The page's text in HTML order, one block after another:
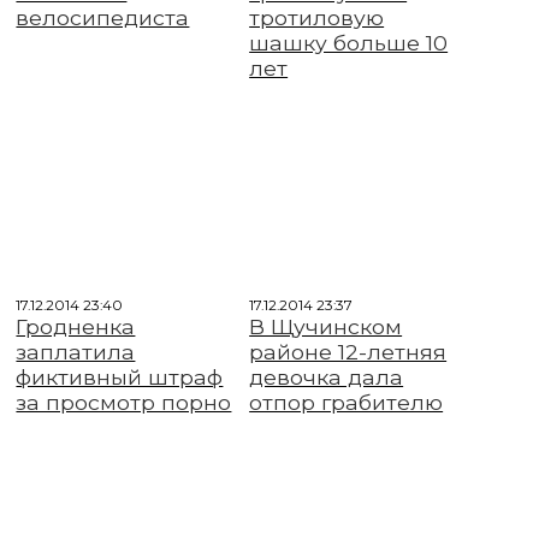
велосипедиста
тротиловую
шашку больше 10
лет
17.12.2014 23:40
Гродненка
заплатила
фиктивный штраф
за просмотр порно
17.12.2014 23:37
В Щучинском
районе 12-летняя
девочка дала
отпор грабителю